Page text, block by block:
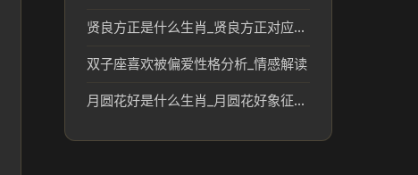
贤良方正是什么生肖_贤良方正对应的生肖及文化含义解析
双子座喜欢被偏爱性格分析_情感解读
月圆花好是什么生肖_月圆花好象征的生肖含义解析